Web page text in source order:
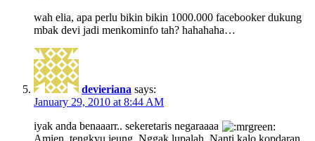
wah elia, apa perlu bikin bikin 1000.000 facebooker dukung
mbak devi jadi menkominfo tah? hahahaha…
devieriana says:
January 29, 2010 at 8:44 AM
iyak anda benaaarr.. sekeretaris negaraaaa
Amien, tengkyu jeung. Nggak lupalah. Nanti kalo kopdaran